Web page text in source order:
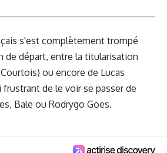
s'est complètement trompé
de départ, entre la titularisation
ou encore de Lucas
frustrant de le voir se passer de
Bale ou Rodrygo Goes.